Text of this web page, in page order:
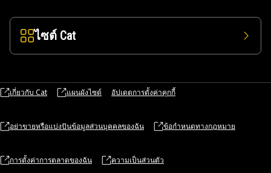
ไซต์ Cat
เกี่ยวกับ Cat แผนผังไซต์ อัปเดตการตั้งค่าคุกกี้
อย่าขายหรือแบ่งปันข้อมูลส่วนบุคคลของฉัน ข้อกำหนดทางกฎหมาย
การตั้งค่าการตลาดของฉัน ความเป็นส่วนตัว